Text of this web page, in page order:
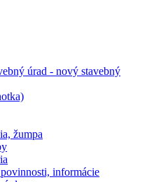
úrad - nový stavebný
žumpa
informácie